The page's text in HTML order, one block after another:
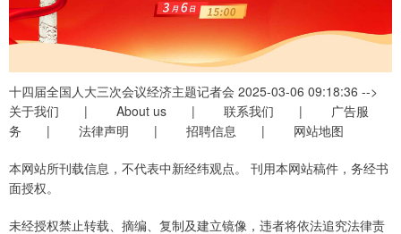
十四届全国人大三次会议经济主题记者会 2025-03-06 09:18:36 -->
关于我们 | About us | 联系我们 | 广告服
务 | 法律声明 | 招聘信息 | 网站地图
本网站所刊载信息，不代表中新经纬观点。 刊用本网站稿件，务经书
面授权。
未经授权禁止转载、摘编、复制及建立镜像，违者将依法追究法律责